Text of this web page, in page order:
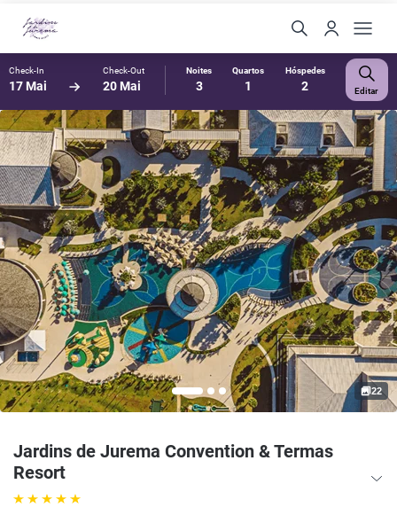
Check-In
17 Mai
Check-Out
20 Mai
Noites
3
Quartos
1
Hóspedes
2 Editar
Jardins de Jurema Convention & Termas
Resort
22